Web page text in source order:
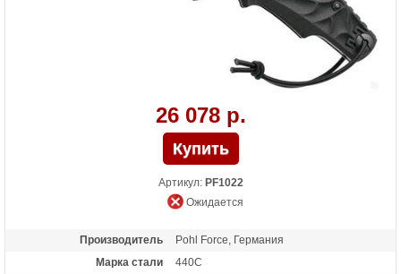
26 078 р.
Артикул: PF1022
Ожидается
Производитель
Pohl Force, Германия
Марка стали
440C